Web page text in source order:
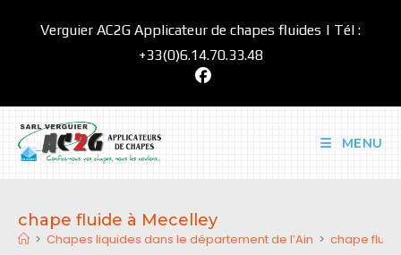
Verguier AC2G Applicateur de chapes fluides | Tél :
+33(0)6.14.70.33.48
MENU
chape fluide à Mecelley
> Chapes liquides dans le département de l’Ain > chape